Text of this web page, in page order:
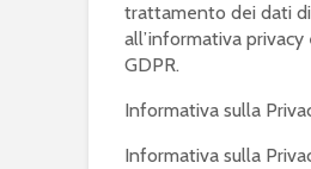
trattamento dei dati di
all’informativa privacy
GDPR.
Informativa sulla
Informativa sulla